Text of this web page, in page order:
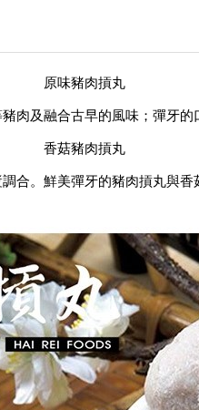
原味豬肉摃丸
肉及融合古早的風味；彈牙的
香菇豬肉摃丸
合。鮮美彈牙的豬肉摃丸與